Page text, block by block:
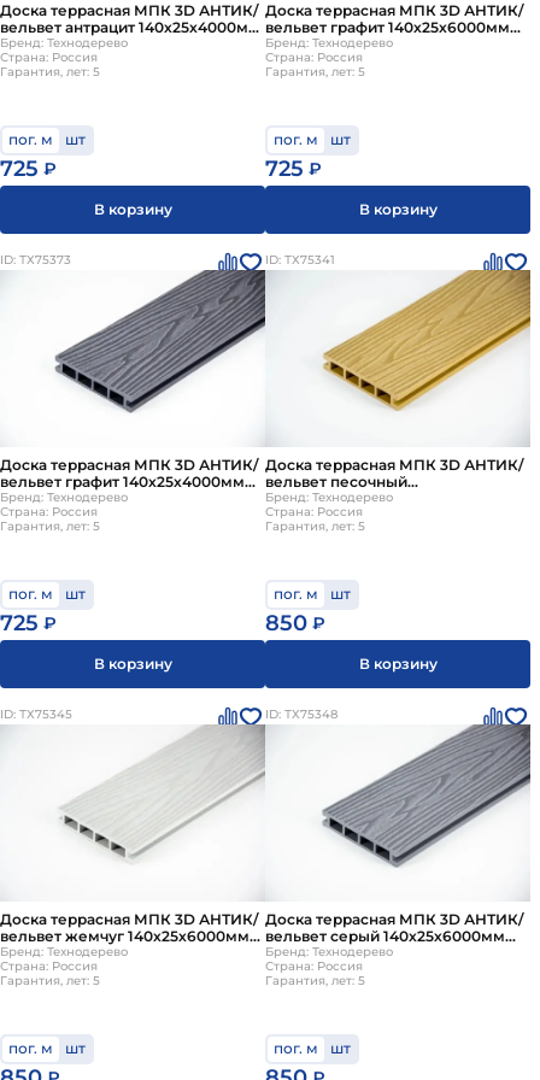
Доска террасная МПК 3D АНТИК/
вельвет антрацит 140х25х4000мм
Технодерево
Бренд: Технодерево
Страна: Россия
Гарантия, лет: 5
пог. м шт
725 ₽
В корзину
Доска террасная МПК 3D АНТИК/
вельвет графит 140х25х6000мм
Технодерево
Бренд: Технодерево
Страна: Россия
Гарантия, лет: 5
пог. м шт
725 ₽
В корзину
ID: ТХ75373
Доска террасная МПК 3D АНТИК/
вельвет графит 140х25х4000мм
Технодерево
Бренд: Технодерево
Страна: Россия
Гарантия, лет: 5
пог. м шт
725 ₽
В корзину
ID: ТХ75341
Доска террасная МПК 3D АНТИК/
вельвет песочный
140х25х4000мм Технодерево
Бренд: Технодерево
Страна: Россия
Гарантия, лет: 5
пог. м шт
850 ₽
В корзину
ID: ТХ75345
Доска террасная МПК 3D АНТИК/
вельвет жемчуг 140х25х6000мм
Технодерево
Бренд: Технодерево
Страна: Россия
Гарантия, лет: 5
пог. м шт
ID: ТХ75348
Доска террасная МПК 3D АНТИК/
вельвет серый 140х25х6000мм
Технодерево
Бренд: Технодерево
Страна: Россия
Гарантия, лет: 5
пог. м шт